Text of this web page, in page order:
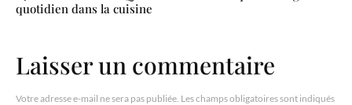
quotidien dans la cuisine
Laisser un commentaire
Votre adresse e-mail ne sera pas publiée. Les champs obligatoires sont indiqués